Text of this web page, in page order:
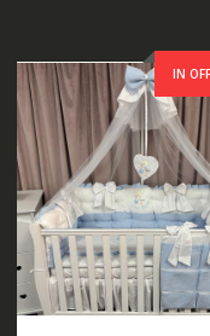
IN